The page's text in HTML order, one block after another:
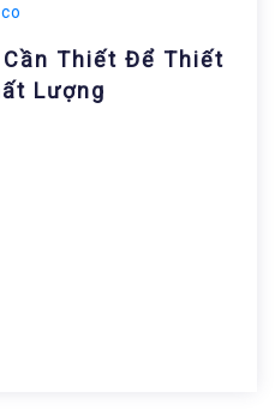
Cần Thiết Để Thiết
Lượng